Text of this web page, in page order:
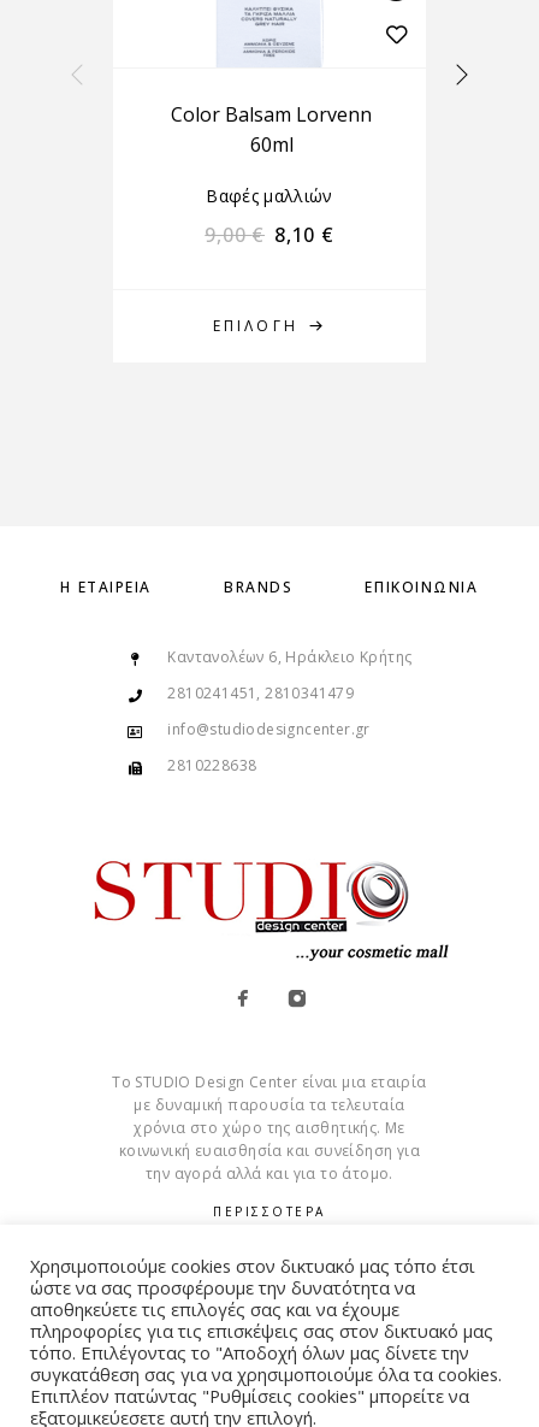
ΕΠΙΛΟΓΉ
Color Balsam Lorvenn
60ml
Βαφές μαλλιών
9,00€ 8,10 €
Η ΕΤΑΙΡΕΊΑ BRANDS ΕΠΙΚΟΙΝΩΝΊΑ
Καντανολέων 6, Ηράκλειο Κρήτης
2810241451, 2810341479
info@studiodesigncenter.gr
2810228638
Το STUDIO Design Center είναι μια εταιρία
με δυναμική παρουσία τα τελευταία
χρόνια στο χώρο της αισθητικής. Με
κοινωνική ευαισθησία και συνείδηση για
την αγορά αλλά και για το άτομο.
ΠΕΡΙΣΣΟΤΕΡΑ
Cookies
© Copyright 2015 – 2026 . All Rights Reserved. Developed By
iWorx
Χρησιμοποιούμε cookies στον δικτυακό μας τόπο έτσι
ώστε να σας προσφέρουμε την δυνατότητα να
αποθηκεύετε τις επιλογές σας και να έχουμε
πληροφορίες για τις επισκέψεις σας στον δικτυακό μας
τόπο. Επιλέγοντας το "Αποδοχή όλων μας δίνετε την
συγκατάθεση σας για να χρησιμοποιούμε όλα τα cookies.
Επιπλέον πατώντας "Ρυθμίσεις cookies" μπορείτε να
εξατομικεύεσετε αυτή την επιλογή.